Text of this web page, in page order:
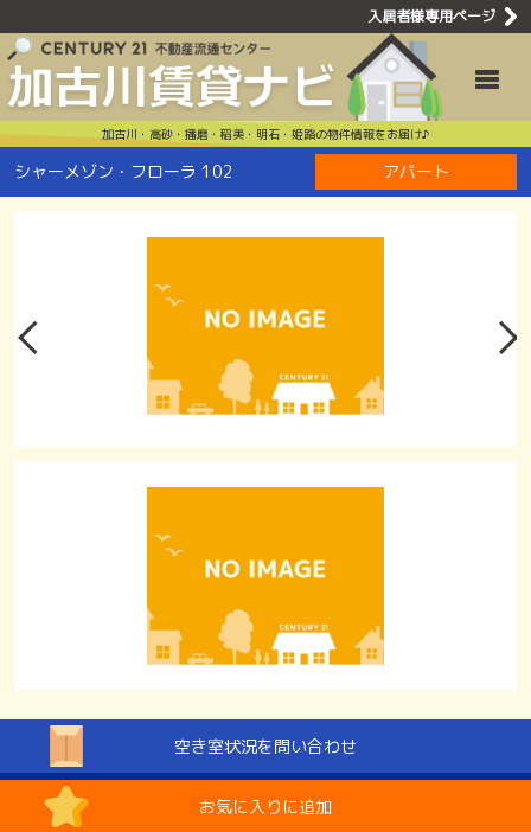
入居者様専用ページ
加古川・高砂・播磨・稲美・明石・姫路の物件情報をお届け♪
シャーメゾン・フローラ 102 アパート
空き室状況を問い合わせ
お気に入りに追加